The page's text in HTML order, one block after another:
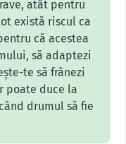
atât pentru
există riscul ca
că acestea
să adaptezi
te să frânezi
poate duce la
drumul să fie